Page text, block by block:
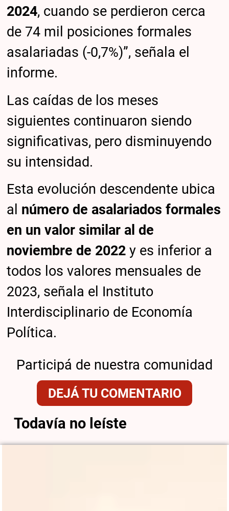
2024, cuando se perdieron cerca
de 74 mil posiciones formales
asalariadas (-0,7%)”, señala el
informe.
Las caídas de los meses
siguientes continuaron siendo
significativas, pero disminuyendo
su intensidad.
Esta evolución descendente ubica
al número de asalariados formales
en un valor similar al de
noviembre de 2022 y es inferior a
todos los valores mensuales de
2023, señala el Instituto
Interdisciplinario de Economía
Política.
Participá de nuestra comunidad
DEJÁ TU COMENTARIO
Todavía no leíste